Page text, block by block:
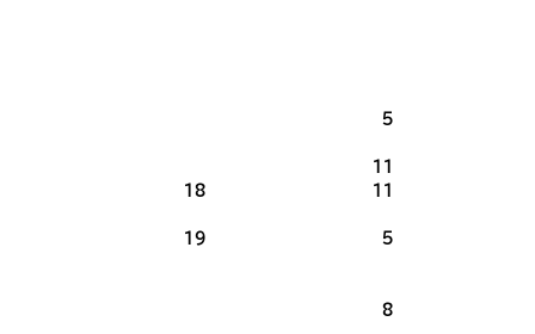
5
11
18
11
19 5
8